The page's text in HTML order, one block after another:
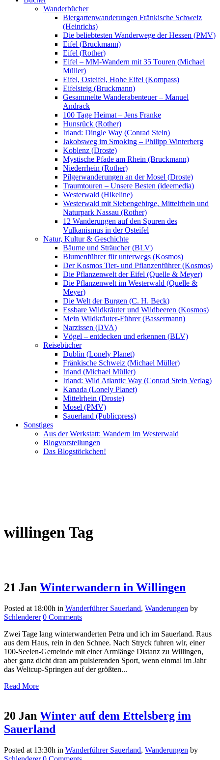
Wanderbücher
Biergartenwanderungen Fränkische Schweiz
(Heinrichs)
Die beliebtesten Wanderwege der Hessen (PMV)
Eifel (Bruckmann)
Eifel (Rother)
Eifel – MM-Wandern mit 35 Touren (Michael
Müller)
Eifel, Osteifel, Hohe Eifel (Kompass)
Eifelsteig (Bruckmann)
Gesammelte Wanderabenteuer – Manuel
Andrack
100 Tage Heimat – Jens Franke
Hunsrück (Rother)
Irland: Dingle Way (Conrad Stein)
Jakobsweg im Smoking – Philipp Winterberg
Koblenz (Droste)
Mystische Pfade am Rhein (Bruckmann)
Niederrhein (Rother)
Pilgerwanderungen an der Mosel (Droste)
Traumtouren – Unsere Besten (ideemedia)
Westerwald (Hikeline)
Westerwald mit Siebengebirge, Mittelrhein und
Naturpark Nassau (Rother)
12 Wanderungen auf den Spuren des
Vulkanismus in der Osteifel
Natur, Kultur & Geschichte
Bäume und Sträucher (BLV)
Blumenführer für unterwegs (Kosmos)
Der Kosmos Tier- und Pflanzenführer (Kosmos)
Die Pflanzenwelt der Eifel (Quelle & Meyer)
Die Pflanzenwelt im Westerwald (Quelle &
Meyer)
Die Welt der Burgen (C. H. Beck)
Essbare Wildkräuter und Wildbeeren (Kosmos)
Mein Wildkräuter-Führer (Bassermann)
Narzissen (DVA)
Vögel – entdecken und erkennen (BLV)
Reisebücher
Dublin (Lonely Planet)
Fränkische Schweiz (Michael Müller)
Irland (Michael Müller)
Irland: Wild Atlantic Way (Conrad Stein Verlag)
Kanada (Lonely Planet)
Mittelrhein (Droste)
Mosel (PMV)
Sauerland (Publicpress)
Sonstiges
Aus der Werkstatt: Wandern im Westerwald
Blogvorstellungen
Das Blogstöckchen!
willingen Tag
21 Jan Winterwandern in Willingen
Posted at 18:00h in Wanderführer Sauerland, Wanderungen by
Schlenderer 0 Comments
Zwei Tage lang winterwanderten Petra und ich im Sauerland. Raus
aus dem Haus, rein in den Schnee. Nach Stryck fuhren wir, einer
100-Seelen-Gemeinde mit einer Armlänge Distanz zu Willingen,
aber ganz dicht dran am pulsierenden Sport, wenn einmal im Jahr
das Weltcup-Springen auf der größten...
Read More
20 Jan Winter auf dem Ettelsberg im
Sauerland
Posted at 13:30h in Wanderführer Sauerland, Wanderungen by